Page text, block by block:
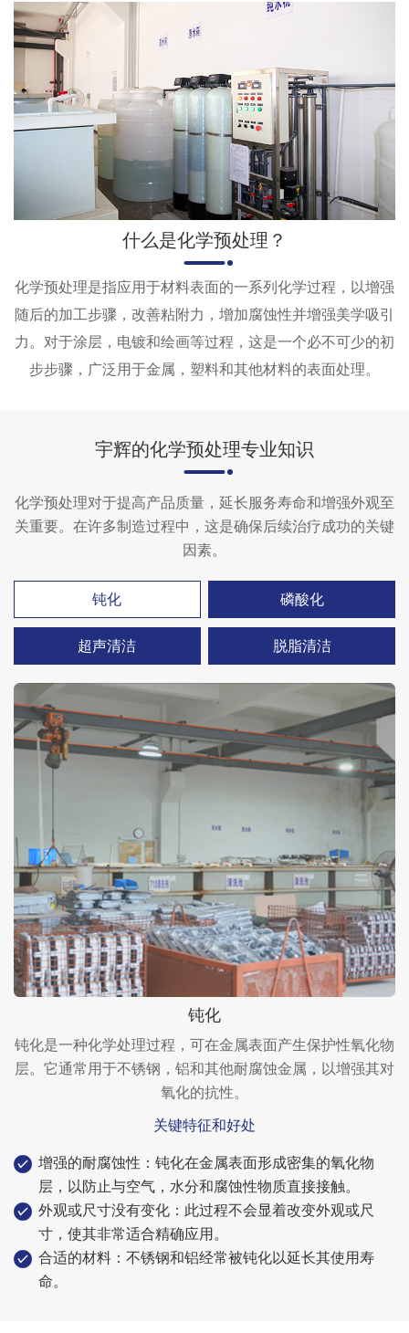
什么是化学预处理？
化学预处理是指应用于材料表面的一系列化学过程，以增强
随后的加工步骤，改善粘附力，增加腐蚀性并增强美学吸引
力。对于涂层，电镀和绘画等过程，这是一个必不可少的初
步步骤，广泛用于金属，塑料和其他材料的表面处理。
宇辉的化学预处理专业知识
化学预处理对于提高产品质量，延长服务寿命和增强外观至
关重要。在许多制造过程中，这是确保后续治疗成功的关键
因素。
钝化 磷酸化
超声清洁 脱脂清洁
钝化
钝化是一种化学处理过程，可在金属表面产生保护性氧化物
层。它通常用于不锈钢，铝和其他耐腐蚀金属，以增强其对
氧化的抗性。
关键特征和好处
增强的耐腐蚀性：钝化在金属表面形成密集的氧化物
层，以防止与空气，水分和腐蚀性物质直接接触。
外观或尺寸没有变化：此过程不会显着改变外观或尺
寸，使其非常适合精确应用。
合适的材料：不锈钢和铝经常被钝化以延长其使用寿
命。